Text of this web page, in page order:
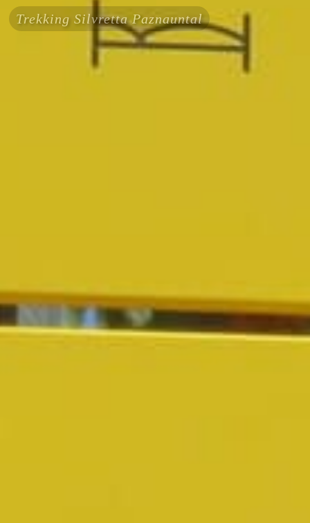
Trekking Silvretta Paznauntal